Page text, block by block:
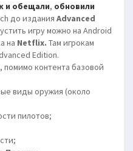
и обещали, обновили
до издания Advanced
игру можно на Android
на Netflix. Там игрокам
Edition.
помимо контента базовой
виды оружия (около
пилотов;